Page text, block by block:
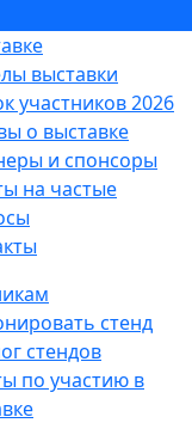
выставки
участников 2026
о выставке
и спонсоры
на частые
стенд
стендов
по участию в